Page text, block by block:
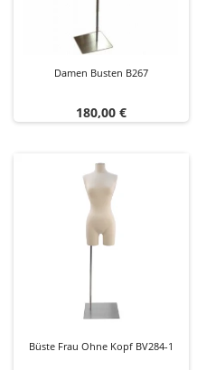
Damen Busten B267
Preis
180,00 €
Büste Frau Ohne Kopf BV284-1